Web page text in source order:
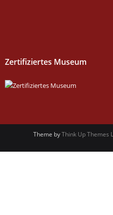
Zertifiziertes Museum
Theme byThink Up Themes